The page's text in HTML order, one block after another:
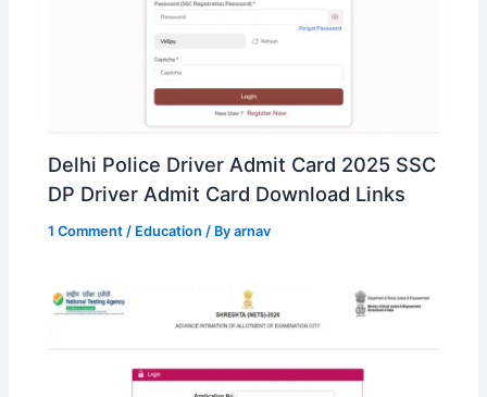
Delhi Police Driver Admit Card 2025 SSC
DP Driver Admit Card Download Links
1 Comment / Education / Byarnav